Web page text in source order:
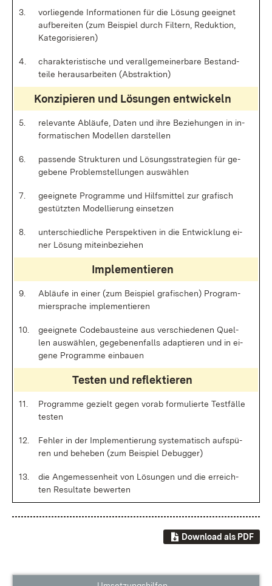
3.
vor­lie­gen­de In­for­ma­tio­nen für die Lö­sung ge­eig­net
auf­be­rei­ten (zum Bei­spiel durch Fil­tern, Re­duk­ti­on,
Ka­te­go­ri­sie­ren)
4.
cha­rak­te­ris­ti­sche und ver­all­ge­mei­ner­ba­re Be­stand­
tei­le her­aus­ar­bei­ten (Abs­trak­ti­on)
Kon­zi­pie­ren und Lö­sun­gen ent­wi­ckeln
5.
re­le­van­te Ab­läu­fe, Da­ten und ih­re Be­zie­hun­gen in in­
for­ma­ti­schen Mo­del­len dar­stel­len
6.
pas­sen­de Struk­tu­ren und Lö­sungs­stra­te­gi­en für ge­
ge­be­ne Pro­blem­stel­lun­gen aus­wäh­len
7.
ge­eig­ne­te Pro­gram­me und Hilfs­mit­tel zur gra­fisch
ge­stütz­ten Mo­del­lie­rung ein­set­zen
8.
un­ter­schied­li­che Per­spek­ti­ven in die Ent­wick­lung ei­
ner Lö­sung mit­ein­be­zie­hen
Im­ple­men­tie­ren
9.
Ab­läu­fe in ei­ner (zum Bei­spiel gra­fi­schen) Pro­gram­
mier­spra­che im­ple­men­tie­ren
10.
ge­eig­ne­te Co­de­bau­stei­ne aus ver­schie­de­nen Quel­
len aus­wäh­len, ge­ge­be­nen­falls ad­ap­tie­ren und in ei­
ge­ne Pro­gram­me ein­bau­en
Tes­ten und re­flek­tie­ren
11.
Pro­gram­me ge­zielt ge­gen vor­ab for­mu­lier­te Test­fäl­le
tes­ten
12.
Feh­ler in der Im­ple­men­tie­rung sys­te­ma­tisch auf­spü­
ren und be­he­ben (zum Bei­spiel De­bug­ger)
13.
die An­ge­mes­sen­heit von Lö­sun­gen und die er­reich­
ten Re­sul­ta­te be­wer­ten
Download als PDF